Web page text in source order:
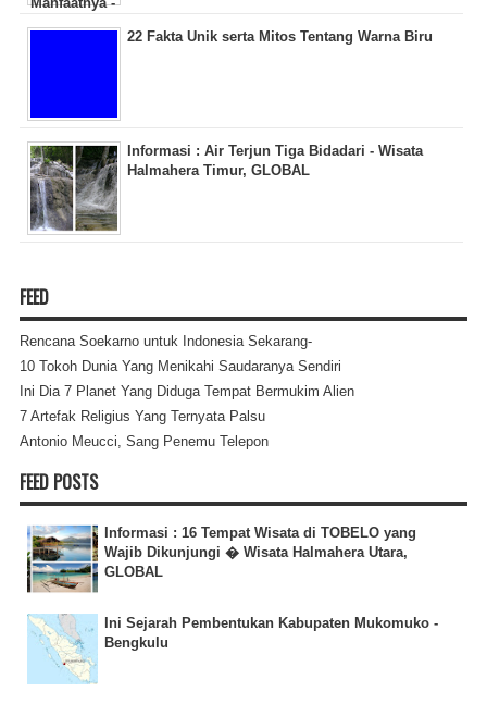
22 Fakta Unik serta Mitos Tentang Warna Biru
Informasi : Air Terjun Tiga Bidadari - Wisata
Halmahera Timur, GLOBAL
FEED
Rencana Soekarno untuk Indonesia Sekarang-
10 Tokoh Dunia Yang Menikahi Saudaranya Sendiri
Ini Dia 7 Planet Yang Diduga Tempat Bermukim Alien
7 Artefak Religius Yang Ternyata Palsu
Antonio Meucci, Sang Penemu Telepon
FEED POSTS
Informasi : 16 Tempat Wisata di TOBELO yang
Wajib Dikunjungi � Wisata Halmahera Utara,
GLOBAL
Ini Sejarah Pembentukan Kabupaten Mukomuko -
Bengkulu